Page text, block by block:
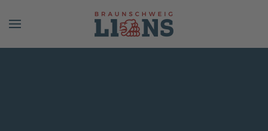
Skip to main content